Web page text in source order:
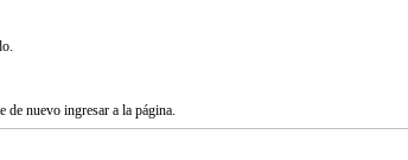
de nuevo ingresar a la página.